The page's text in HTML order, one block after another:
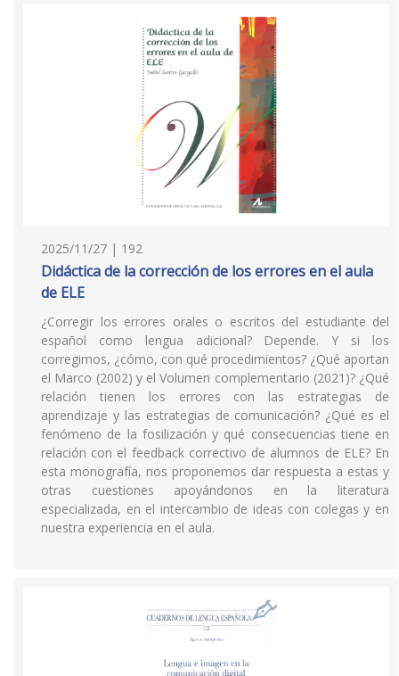
2025/11/27 | 192
Didáctica de la corrección de los errores en el aula
de ELE
¿Corregir los errores orales o escritos del estudiante del
español como lengua adicional? Depende. Y si los
corregimos, ¿cómo, con qué procedimientos? ¿Qué aportan
el Marco (2002) y el Volumen complementario (2021)? ¿Qué
relación tienen los errores con las estrategias de
aprendizaje y las estrategias de comunicación? ¿Qué es el
fenómeno de la fosilización y qué consecuencias tiene en
relación con el feedback correctivo de alumnos de ELE? En
esta monografía, nos proponemos dar respuesta a estas y
otras cuestiones apoyándonos en la literatura
especializada, en el intercambio de ideas con colegas y en
nuestra experiencia en el aula.